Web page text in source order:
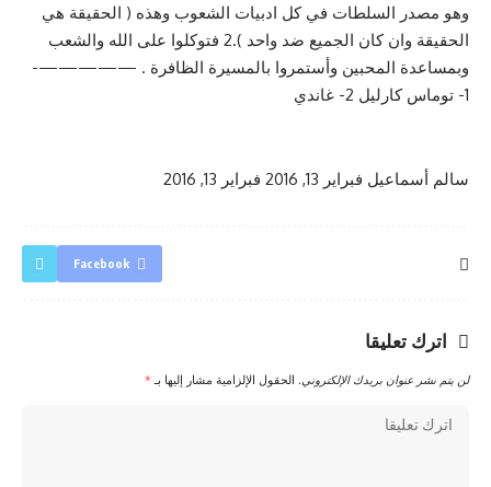
وهو مصدر السلطات في كل ادبيات الشعوب وهذه ( الحقيقة هي
الحقيقة وان كان الجميع ضد واحد ).2 فتوكلوا على الله والشعب
وبمساعدة المحبين وأستمروا بالمسيرة الظافرة . —————-
1- توماس كارليل 2- غاندي
سالم أسماعيل فبراير 13, 2016 فبراير 13, 2016
Facebook
اترك تعليقا
لن يتم نشر عنوان بريدك الإلكتروني. الحقول الإلزامية مشار إليها بـ *